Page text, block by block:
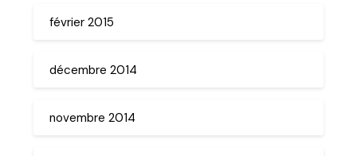
février 2015
décembre 2014
novembre 2014